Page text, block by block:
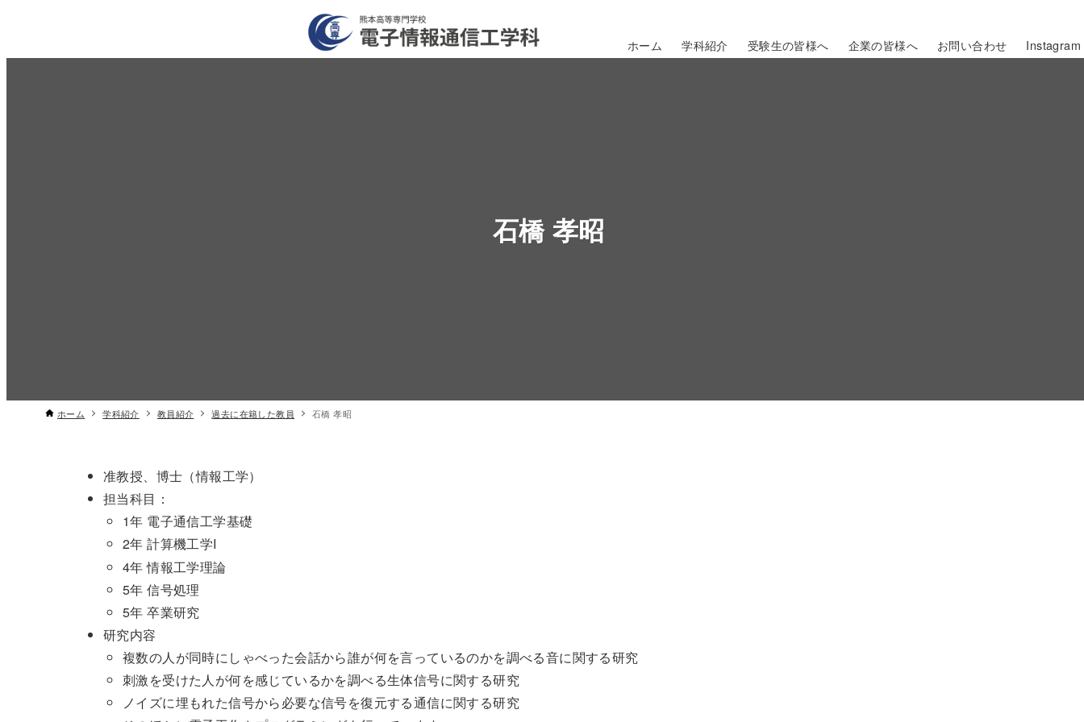
ホーム 学科紹介 受験生の皆様へ 企業の皆様へ お問い合わせ Instagram
石橋 孝昭
ホーム 学科紹介 教員紹介 過去に在籍した教員 石橋 孝昭
准教授、博士（情報工学）
担当科目：
1年 電子通信工学基礎
2年 計算機工学I
4年 情報工学理論
5年 信号処理
5年 卒業研究
研究内容
複数の人が同時にしゃべった会話から誰が何を言っているのかを調べる音に関する研究
刺激を受けた人が何を感じているかを調べる生体信号に関する研究
ノイズに埋もれた信号から必要な信号を復元する通信に関する研究